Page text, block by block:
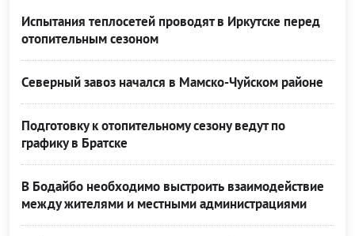
Испытания теплосетей проводят в Иркутске перед
отопительным сезоном
Северный завоз начался в Мамско-Чуйском районе
Подготовку к отопительному сезону ведут по
графику в Братске
В Бодайбо необходимо выстроить взаимодействие
между жителями и местными администрациями